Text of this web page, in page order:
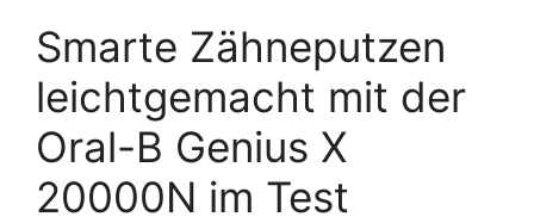
Smarte Zähneputzen
leichtgemacht mit der
Oral-B Genius X
20000N im Test